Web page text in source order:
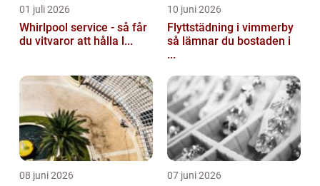
01 juli 2026
Whirlpool service - så får
du vitvaror att hålla l...
10 juni 2026
Flyttstädning i vimmerby
så lämnar du bostaden i
...
08 juni 2026 07 juni 2026